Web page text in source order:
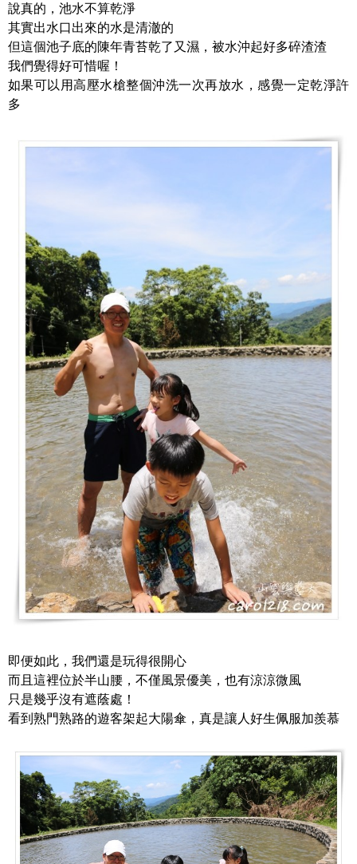
說真的，池水不算乾淨
其實出水口出來的水是清澈的
但這個池子底的陳年青苔乾了又濕，被水沖起好多碎渣渣
我們覺得好可惜喔！
如果可以用高壓水槍整個沖洗一次再放水，感覺一定乾淨許
多
即便如此，我們還是玩得很開心
而且這裡位於半山腰，不僅風景優美，也有涼涼微風
只是幾乎沒有遮蔭處！
看到熟門熟路的遊客架起大陽傘，真是讓人好生佩服加羨慕